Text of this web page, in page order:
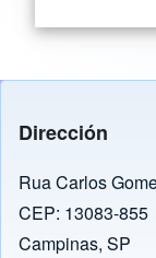
Dirección
Rua Carlos
CEP: 13083-855
Campinas, SP